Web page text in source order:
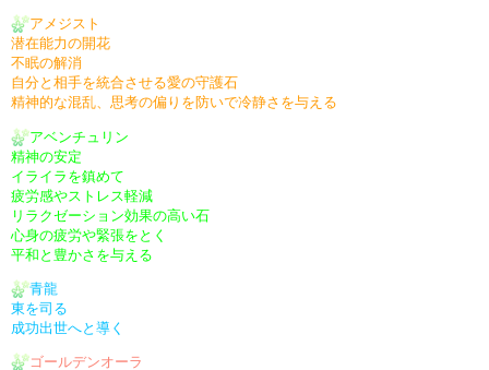
アメジスト
潜在能力の開花
不眠の解消
自分と相手を統合させる愛の守護石
精神的な混乱、思考の偏りを防いで冷静さを与える
アベンチュリン
精神の安定
イライラを鎮めて
疲労感やストレス軽減
リラクゼーション効果の高い石
心身の疲労や緊張をとく
平和と豊かさを与える
青龍
東を司る
成功出世へと導く
ゴールデンオーラ